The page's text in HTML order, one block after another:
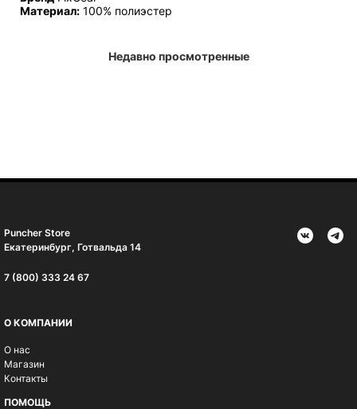
Материал: 100% полиэстер
Недавно просмотренные
Puncher Store
Екатеринбург, Готвальда 14
7 (800) 333 24 67
О КОМПАНИИ
О нас
Магазин
Контакты
ПОМОЩЬ